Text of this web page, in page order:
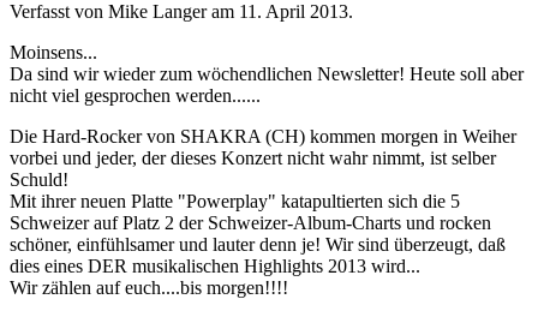
Verfasst von Mike Langer am 11. April 2013.
Moinsens...
Da sind wir wieder zum wöchendlichen Newsletter! Heute soll aber
nicht viel gesprochen werden......
Die Hard-Rocker von SHAKRA (CH) kommen morgen in Weiher
vorbei und jeder, der dieses Konzert nicht wahr nimmt, ist selber
Schuld!
Mit ihrer neuen Platte "Powerplay" katapultierten sich die 5
Schweizer auf Platz 2 der Schweizer-Album-Charts und rocken
schöner, einfühlsamer und lauter denn je! Wir sind überzeugt, daß
dies eines DER musikalischen Highlights 2013 wird...
Wir zählen auf euch....bis morgen!!!!